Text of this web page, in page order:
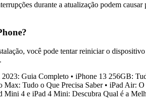
durante a atualização podem causar
você pode tentar reiniciar o
Guia Completo • iPhone 13 256GB:
Max: Tudo o Que Precisa Saber• iPad Air:
Mini 4 e iPad 4 Mini: Descubra Qual é a